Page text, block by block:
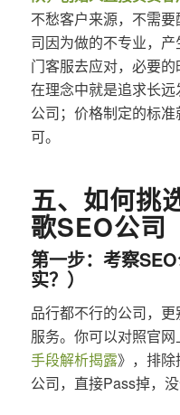
不愁客户来源，不需
司因为做的不专业，
门客服去应对，必要
在理念中就是追求长
公司；价格制定的标
可。
五、如何挑
歌SEO公司
第一步：考察
实？）
品行都不行的公司，
服务。你可以对照官网
手段解析揭露》，排除
公司，直接Pass掉，没